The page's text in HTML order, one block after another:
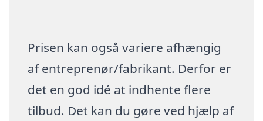
Prisen kan også variere afhængig
af entreprenør/fabrikant. Derfor er
det en god idé at indhente flere
tilbud. Det kan du gøre ved hjælp af